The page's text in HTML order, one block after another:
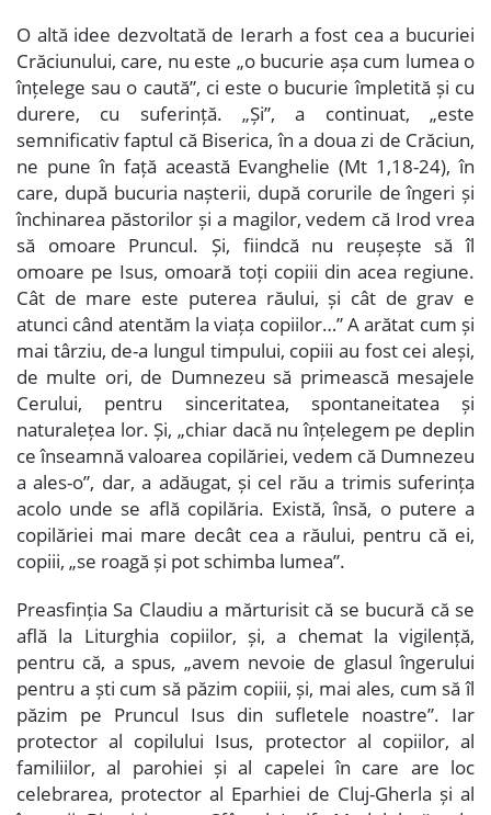
O altă idee dezvoltată de Ierarh a fost cea a bucuriei
Crăciunului, care, nu este „o bucurie așa cum lumea o
înțelege sau o caută”, ci este o bucurie împletită și cu
durere, cu suferință. „Și”, a continuat, „este
semnificativ faptul că Biserica, în a doua zi de Crăciun,
ne pune în față această Evanghelie (Mt 1,18-24), în
care, după bucuria nașterii, după corurile de îngeri și
închinarea păstorilor și a magilor, vedem că Irod vrea
să omoare Pruncul. Și, fiindcă nu reușește să îl
omoare pe Isus, omoară toți copiii din acea regiune.
Cât de mare este puterea răului, și cât de grav e
atunci când atentăm la viața copiilor…” A arătat cum și
mai târziu, de-a lungul timpului, copiii au fost cei aleși,
de multe ori, de Dumnezeu să primească mesajele
Cerului, pentru sinceritatea, spontaneitatea și
naturalețea lor. Și, „chiar dacă nu înțelegem pe deplin
ce înseamnă valoarea copilăriei, vedem că Dumnezeu
a ales-o”, dar, a adăugat, și cel rău a trimis suferința
acolo unde se află copilăria. Există, însă, o putere a
copilăriei mai mare decât cea a răului, pentru că ei,
copiii, „se roagă și pot schimba lumea”.
Preasfinția Sa Claudiu a mărturisit că se bucură că se
află la Liturghia copiilor, și, a chemat la vigilență,
pentru că, a spus, „avem nevoie de glasul îngerului
pentru a ști cum să păzim copiii, și, mai ales, cum să îl
păzim pe Pruncul Isus din sufletele noastre”. Iar
protector al copilului Isus, protector al copiilor, al
familiilor, al parohiei și al capelei în care are loc
celebrarea, protector al Eparhiei de Cluj-Gherla și al